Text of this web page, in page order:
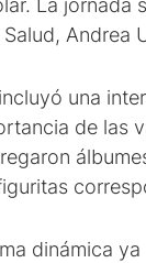
La jornada
Andrea
una
de las
dinámica